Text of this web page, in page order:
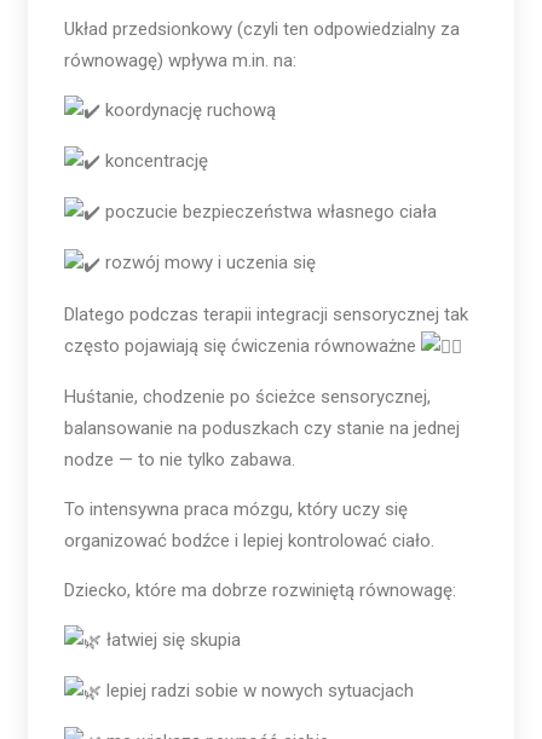
Układ przedsionkowy (czyli ten odpowiedzialny za
równowagę) wpływa m.in. na:
koordynację ruchową
koncentrację
poczucie bezpieczeństwa własnego ciała
rozwój mowy i uczenia się
Dlatego podczas terapii integracji sensorycznej tak
często pojawiają się ćwiczenia równoważne
Huśtanie, chodzenie po ścieżce sensorycznej,
balansowanie na poduszkach czy stanie na jednej
nodze — to nie tylko zabawa.
To intensywna praca mózgu, który uczy się
organizować bodźce i lepiej kontrolować ciało.
Dziecko, które ma dobrze rozwiniętą równowagę:
łatwiej się skupia
lepiej radzi sobie w nowych sytuacjach